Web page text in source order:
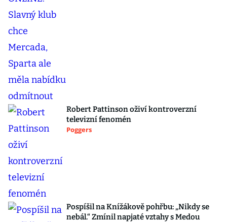
Robert Pattinson oživí kontroverzní
televizní fenomén
Poggers
Pospíšil na Knížákově pohřbu: „Nikdy se
nebál.“ Zmínil napjaté vztahy s Medou